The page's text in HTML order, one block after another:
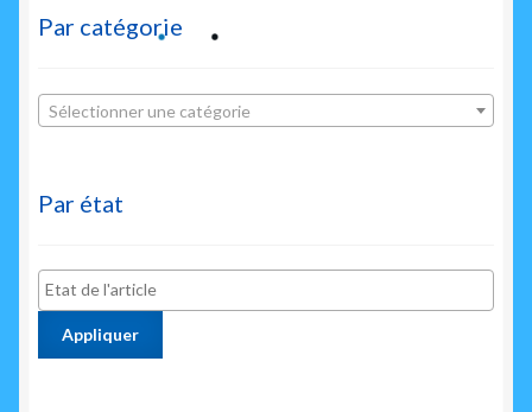
Par catégorie
Sélectionner une catégorie
Par état
Appliquer